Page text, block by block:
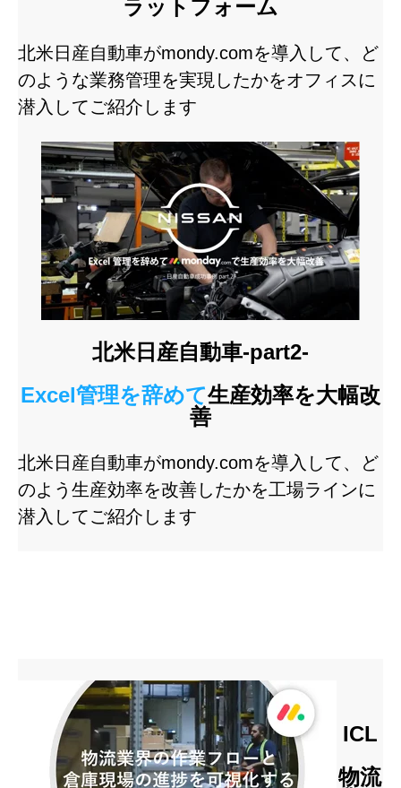
ラットフォーム
北米日産自動車がmondy.comを導入して、ど
のような業務管理を実現したかをオフィスに
潜入してご紹介します
北米日産自動車-part2-
Excel管理を辞めて生産効率を大幅改
善
北米日産自動車がmondy.comを導入して、ど
のよう生産効率を改善したかを工場ラインに
潜入してご紹介します
ICL
物流